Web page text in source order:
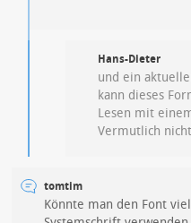
Hans-Dieter
und ein
kann dieses
Lesen mit
Vermutlich
tomtim
Könnte man den Font